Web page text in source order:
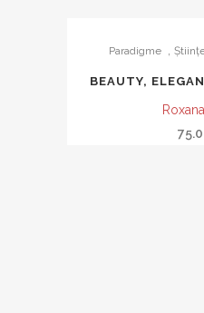
Paradigme
BEAUTY,